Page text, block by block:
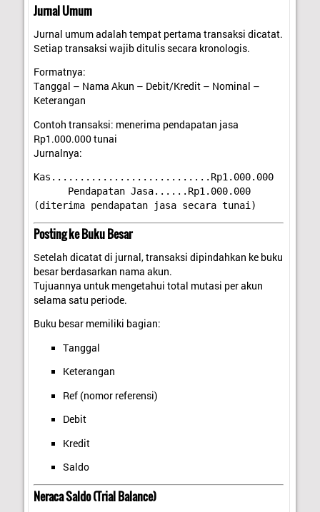
Jurnal Umum
Jurnal umum adalah tempat pertama transaksi dicatat.
Setiap transaksi wajib ditulis secara kronologis.
Formatnya:
Tanggal – Nama Akun – Debit/Kredit – Nominal –
Keterangan
Contoh transaksi: menerima pendapatan jasa
Rp1.000.000 tunai
Jurnalnya:
      Pendapatan Jasa......Rp1.000.000
Posting ke Buku Besar
Setelah dicatat di jurnal, transaksi dipindahkan ke buku
besar berdasarkan nama akun.
Tujuannya untuk mengetahui total mutasi per akun
selama satu periode.
Buku besar memiliki bagian:
Tanggal
Keterangan
Ref (nomor referensi)
Debit
Kredit
Saldo
Neraca Saldo (Trial Balance)